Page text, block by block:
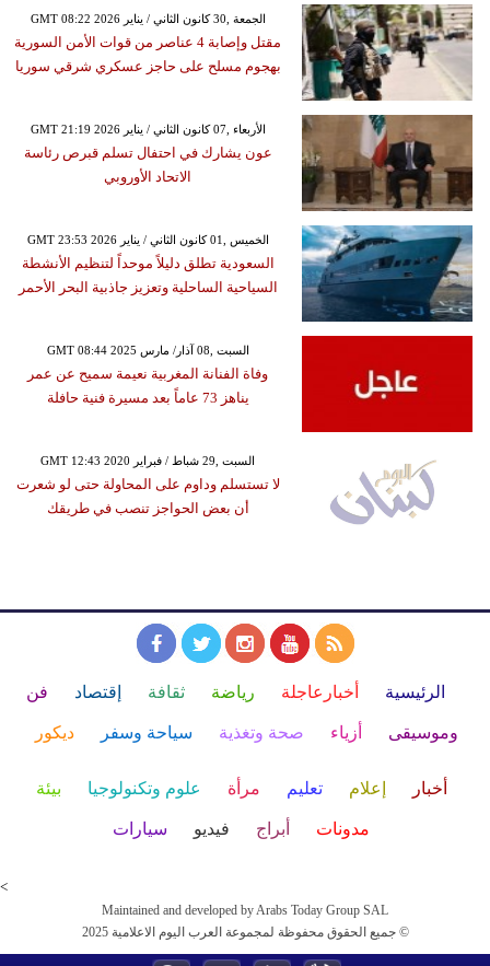
GMT 08:22 2026 الجمعة ,30 كانون الثاني / يناير
مقتل وإصابة 4 عناصر من قوات الأمن السورية
بهجوم مسلح على حاجز عسكري شرقي سوريا
GMT 21:19 2026 الأربعاء ,07 كانون الثاني / يناير
عون يشارك في احتفال تسلم قبرص رئاسة
الاتحاد الأوروبي
GMT 23:53 2026 الخميس ,01 كانون الثاني / يناير
السعودية تطلق دليلاً موحداً لتنظيم الأنشطة
السياحية الساحلية وتعزيز جاذبية البحر الأحمر
GMT 08:44 2025 السبت ,08 آذار/ مارس
وفاة الفنانة المغربية نعيمة سميح عن عمر
يناهز 73 عاماً بعد مسيرة فنية حافلة
GMT 12:43 2020 السبت ,29 شباط / فبراير
لا تستسلم وداوم على المحاولة حتى لو شعرت
أن بعض الحواجز تنصب في طريقك
الرئيسية أخبارعاجلة رياضة ثقافة إقتصاد فن
وموسيقى أزياء صحة وتغذية سياحة وسفر ديكور
أخبار إعلام تعليم مرأة علوم وتكنولوجيا بيئة
مدونات أبراج فيديو سيارات
<
Maintained and developed by Arabs Today Group SAL
جميع الحقوق محفوظة لمجموعة العرب اليوم الاعلامية 2025 ©